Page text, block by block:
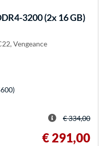
3200 (2x 16 GB)
Vengeance
€ 334,00
€ 291,00